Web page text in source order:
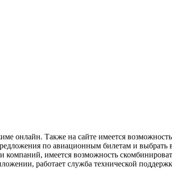
онлайн. Также на сайте имеется
по авиационным билетам и выбрать
имеется возможность
работает служба технической